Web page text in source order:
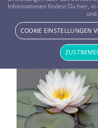
Kronenchakra
NEWS & STORYS
Informationen findest Du hier,
COOKIE EINSTELLUNGEN